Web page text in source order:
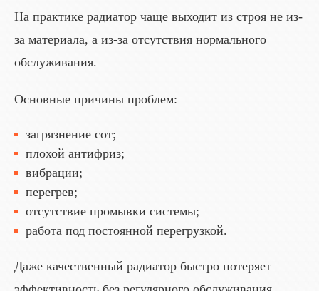
На практике радиатор чаще выходит из строя не из-
за материала, а из-за отсутствия нормального
обслуживания.
Основные причины проблем:
загрязнение сот;
плохой антифриз;
вибрации;
перегрев;
отсутствие промывки системы;
работа под постоянной перегрузкой.
Даже качественный радиатор быстро потеряет